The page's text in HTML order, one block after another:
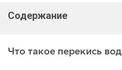
Содержание
Что такое перекись